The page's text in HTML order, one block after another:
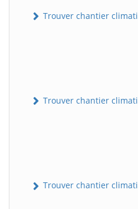
Trouver chantier
Trouver chantier
Trouver chantier